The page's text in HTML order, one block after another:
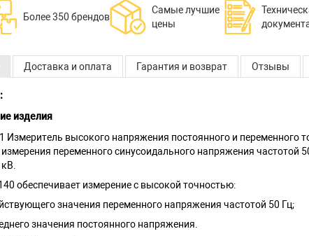
Более 350 брендов
Самые лучшие
цены
Доставка и оплата Гарантия и возврат Отзывы
изделия
Измеритель высокого напряжения постоянного и переменного
измерения переменного синусоидального напряжения частотой
обеспечивает измерение с высокой точностью:
значения переменного напряжения частотой 50 Гц;
значения постоянного напряжения.